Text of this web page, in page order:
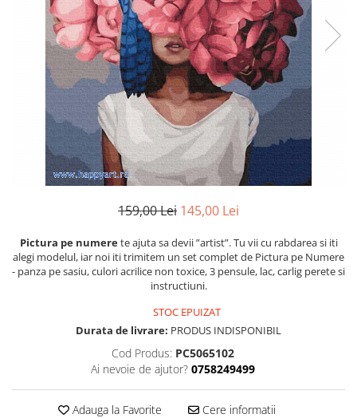
159,00 Lei 145,00 Lei
Pictura pe numerete ajuta sa devii ”artist”. Tu vii cu rabdarea si iti
alegi modelul, iar noi iti trimitem un set complet de Pictura pe Numere
- panza pe sasiu, culori acrilice non toxice, 3 pensule, lac, carlig perete si
instructiuni.
STOC EPUIZAT
Durata de livrare: PRODUS INDISPONIBIL
Cod Produs: PC5065102
Ai nevoie de ajutor? 0758249499
Adauga la Favorite Cere informatii